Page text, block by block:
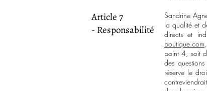
Article 7
- Responsabilité
Sandrine
la qualité et
directs et
boutique.com
point 4, soit
des
réserve le